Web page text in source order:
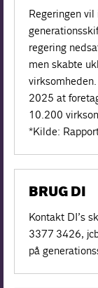
Regeringen
regering
men skabte
2025 at
10.200
*Kilde:
BRUG DI
Kontakt DI’s
3377 3426,
på